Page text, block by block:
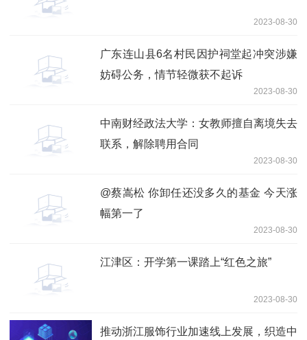
2023-08-30
广东连山县6名村民因护祠堂起冲突涉嫌
妨碍公务，情节轻微获不起诉
2023-08-30
中南财经政法大学：女教师擅自离境失去
联系，解除聘用合同
2023-08-30
@蔡嵩松 你卸任还没多久的基金 今天涨
幅第一了
2023-08-30
江津区：开学第一课踏上“红色之旅”
2023-08-30
推动浙江服饰行业加速线上发展，织造中